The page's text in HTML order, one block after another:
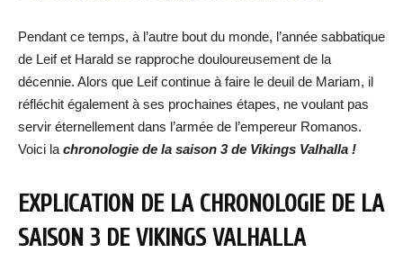
Pendant ce temps, à l’autre bout du monde, l’année sabbatique
de Leif et Harald se rapproche douloureusement de la
décennie. Alors que Leif continue à faire le deuil de Mariam, il
réfléchit également à ses prochaines étapes, ne voulant pas
servir éternellement dans l’armée de l’empereur Romanos.
Voici la chronologie de la saison 3 de Vikings Valhalla !
EXPLICATION DE LA CHRONOLOGIE DE LA
SAISON 3 DE VIKINGS VALHALLA